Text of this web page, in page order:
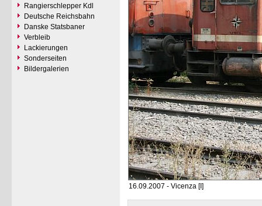
Rangierschlepper Kdl
Deutsche Reichsbahn
Danske Statsbaner
Verbleib
Lackierungen
Sonderseiten
Bildergalerien
16.09.2007 - Vicenza [I]